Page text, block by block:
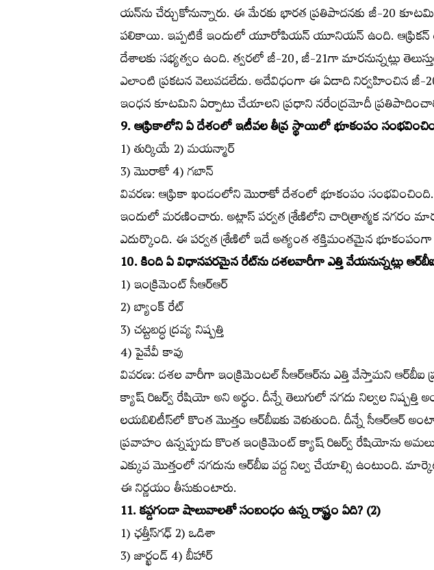
యన్‌ను చేర్చుకోనున్నారు. ఈ మేరకు భారత ప్రతిపాదనకు జీ-20
పలికాయి. ఇప్పటికే ఇందులో యూరోపియన్‌ యూనియన్‌ ఉంది.
దేశాలకు సభ్యత్వం ఉంది. త్వరలో జీ-20, జీ-21గా మారనున్నట్లు
ఎలాంటి ప్రకటన వెలువడలేదు. అదేవిధంగా ఈ ఏడాది నిర్వహించిన జీ-
ఇంధన కూటమిని ఏర్పాటు చేయాలని ప్రధాని నరేంద్రమోదీ
9. ఆఫ్రికాలోని ఏ దేశంలో ఇటీవల తీవ్ర స్థాయిలో భూకంపం
1) తుర్కియే 2) మయన్మార్‌
3) మొరాకో 4) గబాన్‌
వివరణ: ఆఫ్రికా ఖండంలోని మొరాకో దేశంలో భూకంపం
ఇందులో మరణించారు. అట్లాస్‌ పర్వత శ్రేణిలోని చారిత్రాత్మక నగరం
ఎదుర్కొంది. ఈ పర్వత శ్రేణిలో ఇదే అత్యంత శక్తిమంతమైన భూకంపంగా
10. కింది ఏ విధానపరమైన రేట్‌ను దశలవారీగా ఎత్తి వేయనున్నట్లు
1) ఇంక్రిమెంట్‌ సీఆర్‌ఆర్‌
2) బ్యాంక్‌ రేట్‌
3) చట్టబద్ధ ద్రవ్య నిష్పత్తి
4) పైవేవీ కావు
వివరణ: దశల వారీగా ఇంక్రిమెంటల్‌ సీఆర్‌ఆర్‌ను ఎత్తి వేస్తామని ఆర్‌బీఐ
క్యాష్‌ రిజర్వ్‌ రేషియో అని అర్థం. దీన్నే తెలుగులో నగదు నిల్వల
లయబిలిటీస్‌లో కొంత మొత్తం ఆర్‌బీఐకు వెళుతుంది. దీన్నే సీఆర్‌ఆర్‌
ప్రవాహం ఉన్నప్పుడు కొంత ఇంక్రిమెంట్‌ క్యాష్‌ రిజర్వ్‌ రేషియోను అమలు
ఎక్కువ మొత్తంలో నగదును ఆర్‌బీఐ వద్ద నిల్వ చేయాల్సి ఉంటుంది.
ఈ నిర్ణయం తీసుకుంటారు.
11. కప్డగండా షాలువాలతో సంబంధం ఉన్న రాష్ట్రం ఏది? (2)
1) ఛత్తీస్‌గఢ్‌ 2) ఒడిశా
3) జార్ఖండ్‌ 4) బీహార్‌